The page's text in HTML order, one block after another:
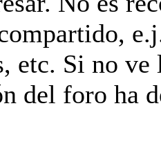
etc. Si no
del foro ha